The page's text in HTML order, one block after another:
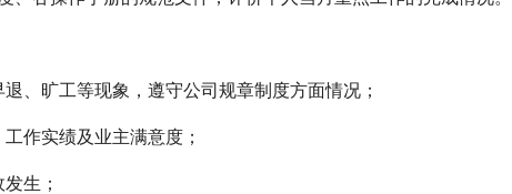
、旷工等现象，遵守公司规章制度方面情况；
作实绩及业主满意度；
生；